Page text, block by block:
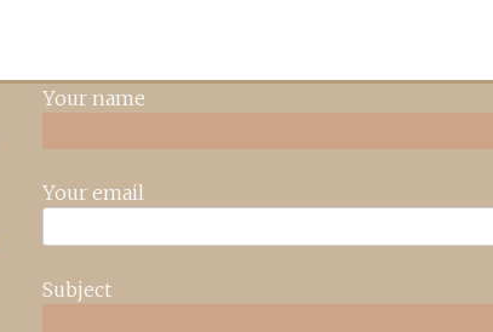
Your name
Your email
Subject